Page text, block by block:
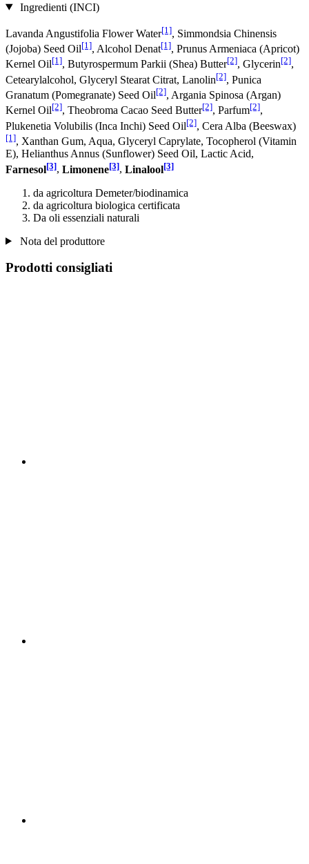
Ingredienti (INCI)
Lavanda Angustifolia Flower Water[1], Simmondsia Chinensis
(Jojoba) Seed Oil[1], Alcohol Denat[1], Prunus Armeniaca (Apricot)
Kernel Oil[1], Butyrospermum Parkii (Shea) Butter[2], Glycerin[2],
Cetearylalcohol, Glyceryl Stearat Citrat, Lanolin[2], Punica
Granatum (Pomegranate) Seed Oil[2], Argania Spinosa (Argan)
Kernel Oil[2], Theobroma Cacao Seed Butter[2], Parfum[2],
Plukenetia Volubilis (Inca Inchi) Seed Oil[2], Cera Alba (Beeswax)
[1], Xanthan Gum, Aqua, Glyceryl Caprylate, Tocopherol (Vitamin
E), Helianthus Annus (Sunflower) Seed Oil, Lactic Acid,
Farnesol[3], Limonene[3], Linalool[3]
da agricoltura Demeter/biodinamica
da agricoltura biologica certificata
Da oli essenziali naturali
Nota del produttore
Prodotti consigliati